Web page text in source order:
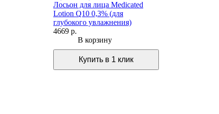
Лосьон для лица Medicated
Lotion Q10 0,3% (для
глубокого увлажнения)
4669 р.
В корзину